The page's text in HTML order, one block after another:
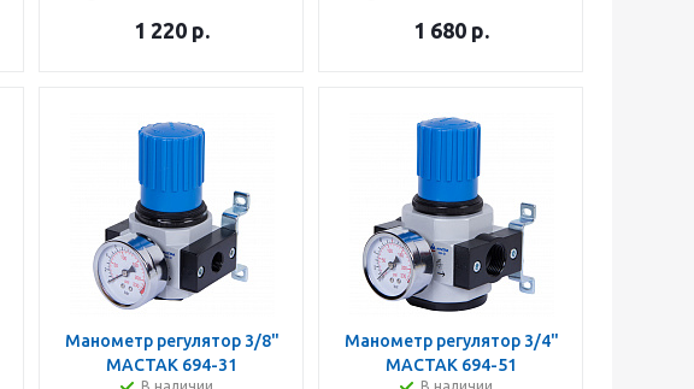
1 220 р. 1 680 р.
Манометр регулятор 3/8"
МАСТАК 694-31
Манометр регулятор 3/4"
МАСТАК 694-51